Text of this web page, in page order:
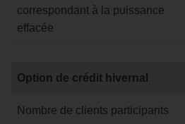
correspondant à la puissance
effacée
de
hivernal
Option de crédit hivernal
Nombre de clients participants